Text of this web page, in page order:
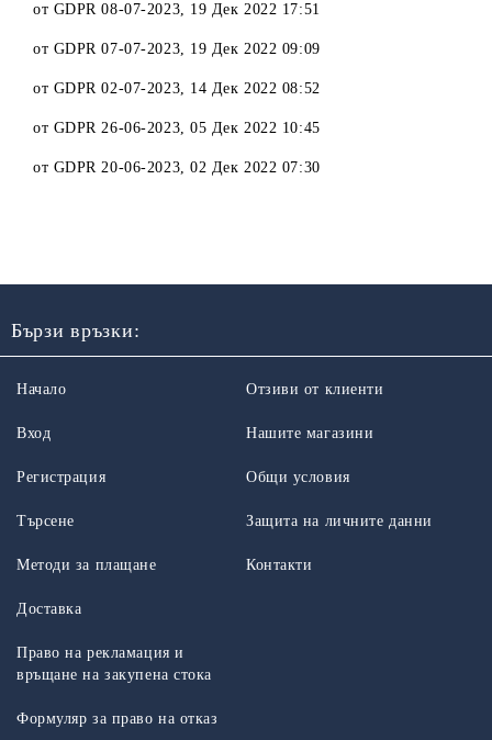
от GDPR 08-07-2023, 19 Дек 2022 17:51
от GDPR 07-07-2023, 19 Дек 2022 09:09
от GDPR 02-07-2023, 14 Дек 2022 08:52
от GDPR 26-06-2023,05 Дек 2022 10:45
от GDPR 20-06-2023,02 Дек 2022 07:30
Бързи връзки:
Начало
Вход
Регистрация
Търсене
Отзиви от клиенти
Нашите магазини
Общи условия
Защита на личните данни
Методи за плащане
Доставка
Право на рекламация и
връщане на закупена стока
Формуляр за право на отказ
Контакти